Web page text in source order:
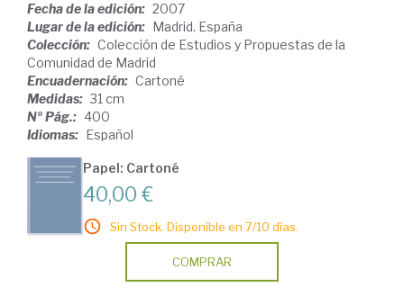
Fecha de la edición: 2007
Lugar de la edición: Madrid. España
Colección: Colección de Estudios y Propuestas de la
Comunidad de Madrid
Encuadernación: Cartoné
Medidas: 31 cm
Nº Pág.: 400
Idiomas: Español
Papel: Cartoné
40,00 €
Sin Stock. Disponible en 7/10 días.
COMPRAR